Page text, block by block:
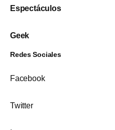
Espectáculos
Geek
Redes Sociales
Facebook
Twitter